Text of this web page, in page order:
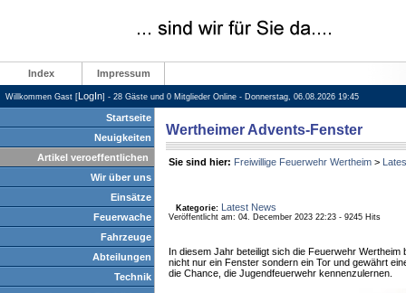
Index Impressum
Willkommen Gast [LogIn] - 28 Gäste und 0 Mitglieder Online - Donnerstag, 06.08.2026 19:45
Startseite
Neuigkeiten
Artikel veroeffentlichen
Wir über uns
Einsätze
Feuerwache
Fahrzeuge
Abteilungen
Technik
Wertheimer Advents-Fenster
Sie sind hier: Freiwillige Feuerwehr Wertheim>
Kategorie: Latest News
Veröffentlicht am: 04. December 2023 22:23 - 9245 Hits
In diesem Jahr beteiligt sich die Feuerwehr
nicht nur ein Fenster sondern ein Tor und gewährt
die Chance, die Jugendfeuerwehr kennenzulernen.